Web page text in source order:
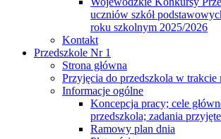
uczniów szkół
roku szkolnym 2025/2026
Kontakt
Przedszkole Nr 1
Strona główna
Przyjęcia do przedszkola w trakcie
Informacje ogólne
Koncepcja pracy; cele
przedszkola; zadania
Ramowy plan dnia